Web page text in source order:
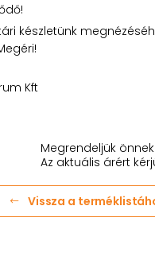
készletünk
Kft
Megrendeljük önnek!
Az aktuális árért
Vissza a